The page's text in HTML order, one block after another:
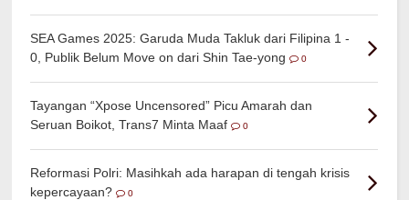
SEA Games 2025: Garuda Muda Takluk dari Filipina 1 -
0, Publik Belum Move on dari Shin Tae-yong
0
Tayangan “Xpose Uncensored” Picu Amarah dan
Seruan Boikot, Trans7 Minta Maaf
0
Reformasi Polri: Masihkah ada harapan di tengah krisis
kepercayaan?
0